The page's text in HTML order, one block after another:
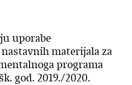
uporabe
materijala za
programa
god. 2019./2020.